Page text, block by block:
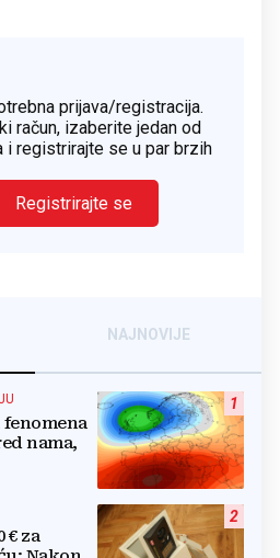
prijava/registracija.
račun, izaberite jedan od
i registrirajte se u par brzih
Registrirajte se
NAJNOVIJE
1
nama,
2
€ za